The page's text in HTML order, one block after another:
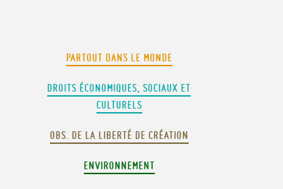
PARTOUT DANS LE MONDE
DROITS ÉCONOMIQUES, SOCIAUX ET
CULTURELS
OBS. DE LA LIBERTÉ DE CRÉATION
ENVIRONNEMENT